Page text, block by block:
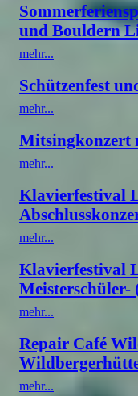
und Bouldern
mehr...
Schützenfest
mehr...
Mitsingkonzert
mehr...
Klavierfestival
mehr...
Klavierfestival
mehr...
Repair Café
mehr...